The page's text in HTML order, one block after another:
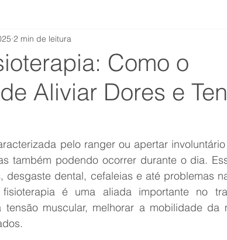
Como o
Aliviar Dores e
2 min de leitura
pelo ranger ou apertar
também podendo ocorrer durante o dia.
desgaste dental, cefaleias e até problemas
fisioterapia é uma aliada importante no
muscular, melhorar a mobilidade da